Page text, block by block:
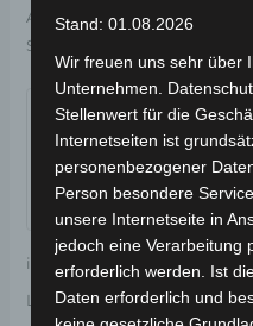
Artikelnummer: 3M309-
Schlagwort:
Garantiert
inkl. 19 % MwSt.
Kostenloser
Lieferzeit:Versandfertig
Stand: 01.08.2026
Wir freuen uns sehr über
Unternehmen.
Stellenwert für die
Internetseiten ist
personenbezogener
Person besondere
unsere Internetseite in
jedoch eine Verarbeitung
erforderlich werden. Ist
Daten erforderlich und